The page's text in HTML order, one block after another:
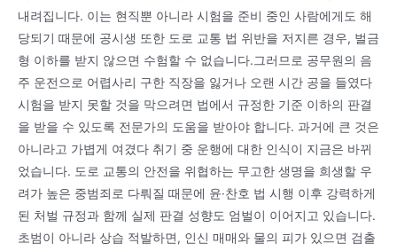
내려집니다. 이는 현직뿐 아니라 시험을 준비 중인 사람에게도 해
당되기 때문에 공시생 또한 도로 교통 법 위반을 저지른 경우, 벌금
형 이하를 받지 않으면 수험할 수 없습니다.그러므로 공무원의 음
주 운전으로 어렵사리 구한 직장을 잃거나 오랜 시간 공을 들였다
시험을 받지 못할 것을 막으려면 법에서 규정한 기준 이하의 판결
을 받을 수 있도록 전문가의 도움을 받아야 합니다. 과거에 큰 것은
아니라고 가볍게 여겼다 취기 중 운행에 대한 인식이 지금은 바뀌
었습니다. 도로 교통의 안전을 위협하는 무고한 생명을 희생할 우
려가 높은 중범죄로 다뤄질 때문에 윤·찬호 법 시행 이후 강력하게
된 처벌 규정과 함께 실제 판결 성향도 엄벌이 이어지고 있습니다.
초범이 아니라 상습 적발하면, 인신 매매와 물의 피가 있으면 검출